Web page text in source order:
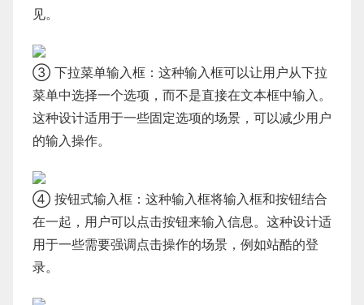
见。
③ 下拉菜单输入框：这种输入框可以让用户从下拉
菜单中选择一个选项，而不是直接在文本框中输入。
这种设计适用于一些固定选项的场景，可以减少用户
的输入操作。
④ 按钮式输入框：这种输入框将输入框和按钮结合
在一起，用户可以点击按钮来输入信息。这种设计适
用于一些需要强调点击操作的场景，例如站酷的登
录。